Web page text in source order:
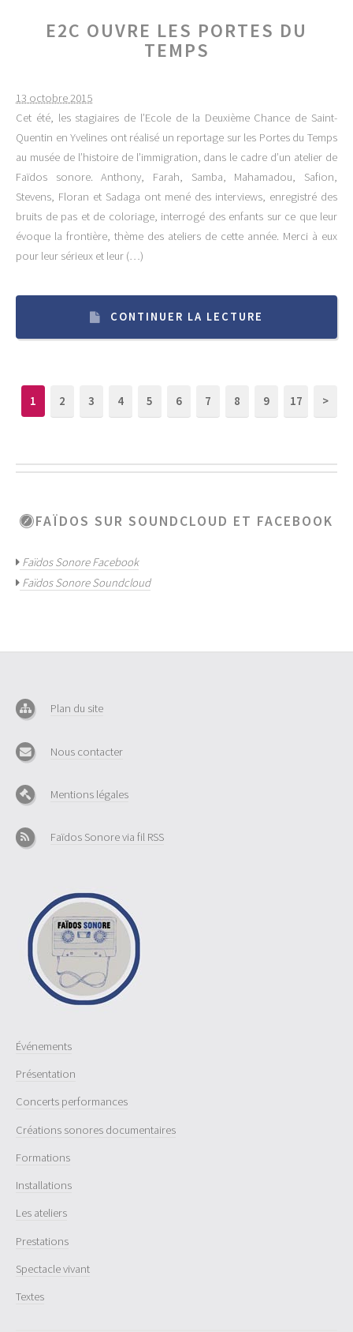
E2C OUVRE LES PORTES DU
TEMPS
13 octobre 2015
Cet été, les stagiaires de l’Ecole de la Deuxième Chance de Saint-
Quentin en Yvelines ont réalisé un reportage sur les Portes du Temps
au musée de l’histoire de l’immigration, dans le cadre d’un atelier de
Faïdos sonore. Anthony, Farah, Samba, Mahamadou, Safion,
Stevens, Floran et Sadaga ont mené des interviews, enregistré des
bruits de pas et de coloriage, interrogé des enfants sur ce que leur
évoque la frontière, thème des ateliers de cette année. Merci à eux
pour leur sérieux et leur (…)
CONTINUER LA LECTURE
1 2 3 4 5 6 7 8 9 17 >
FAÏDOS SUR SOUNDCLOUD ET FACEBOOK
Faïdos Sonore Facebook
Faïdos Sonore Soundcloud
Plan du site
Nous contacter
Mentions légales
Faïdos Sonore via fil RSS
Événements
Présentation
Concerts performances
Créations sonores documentaires
Formations
Installations
Les ateliers
Prestations
Spectacle vivant
Textes